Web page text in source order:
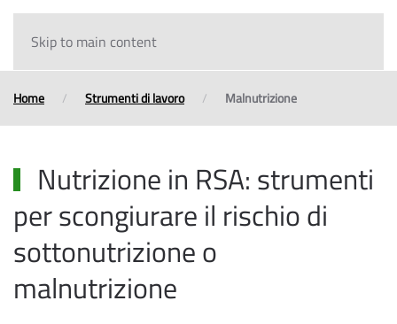
Skip to main content
Home Strumenti di lavoro Malnutrizione
Nutrizione in RSA: strumenti
per scongiurare il rischio di
sottonutrizione o
malnutrizione